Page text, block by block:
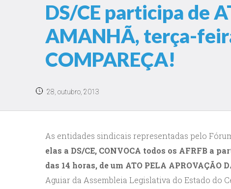
DS/CE participa de
AMANHÃ, terça-
COMPAREÇA!
28, outubro, 2013
As entidades sindicais representadas pelo
elas a DS/CE, CONVOCA todos os AFRFB a
das 14 horas, de um ATO PELA APROVAÇÃO
Aguiar da Assembleia Legislativa do Estado do